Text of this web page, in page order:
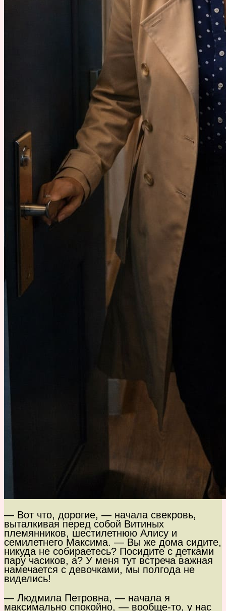
— Вот что, дорогие, — начала свекровь,
выталкивая перед собой Витиных
племянников, шестилетнюю Алису и
семилетнего Максима. — Вы же дома сидите,
никуда не собираетесь? Посидите с детками
пару часиков, а? У меня тут встреча важная
намечается с девочками, мы полгода не
виделись!
— Людмила Петровна, — начала я
максимально спокойно, — вообще-то, у нас